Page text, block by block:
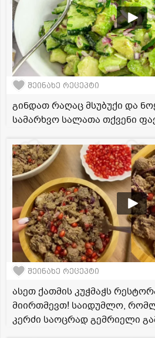
შეინახე რეცეპტი
გინდათ რაღაც მსუბუქი და
სამარხვო სალათა თქვენი
შეინახე რეცეპტი
ასეთ ქათმის კუჭმაჭს
მიირთმევთ! საიდუმლო,
კერძი საოცრად გემრიელი